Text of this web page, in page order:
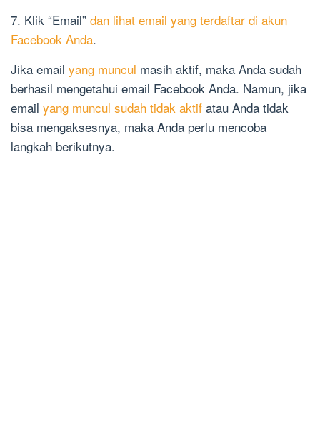
7. Klik “Email” dan lihat email yang terdaftar di akun
Facebook Anda.
Jika email yang muncul masih aktif, maka Anda sudah
berhasil mengetahui email Facebook Anda. Namun, jika
email yang muncul sudah tidak aktif atau Anda tidak
bisa mengaksesnya, maka Anda perlu mencoba
langkah berikutnya.